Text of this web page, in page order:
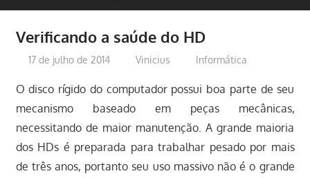
Verificando a saúde do HD
17 de julho de 2014 Vinicius Informática
O disco rígido do computador possui boa parte de seu
mecanismo baseado em peças mecânicas,
necessitando de maior manutenção. A grande maioria
dos HDs é preparada para trabalhar pesado por mais
de três anos, portanto seu uso massivo não é o grande